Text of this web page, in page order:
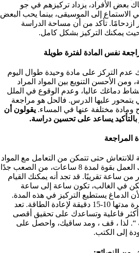
بعض الأفراد، يزداد تركيزهم في جو
الاستماع إلى الموسيقى، بينما يحب البعض
ازدحامًا. تأكد من أن مساحة الدراسة
يمكنك التركيز بشكل كامل.
نفس المادة لفترة طويلة
عدم التركز على مادة وحيدة طوال اليوم
ومن الأحسن التنويع بين المواد المراد
نشاط دماغك عاليا، وعدم الوقوع في الملل
يتمحور عليها الدرس. فالحل هو مراجعة
ومادة مختلفة عنها في المساء. يقولون أن
بالتأكيد يساعد على تحسين دراسة.
المراجعة
حتى تتمكن من التعامل مع المواد
بالطاقة والتركيز، لا يمكنك العمل بقوة لمدة 8 ساعات، من الصعب جدًا
من ساعة تقريبًا. قد تجد أنه يمكنك القيام
في الغالب، تكون ساعة إلى ساعة
الدماغ يستطيع التركيز في هذه المدة.
بعد ذلك خذ استراحة قصيرة مدتها 10-15 دقيقة لإعادة الطاقة. تعد
فاعلية وتساعدك على تحقيق أقصى
“. لذا ، قف ، ومد ساقيك، واحصل على
إلى الكتب.